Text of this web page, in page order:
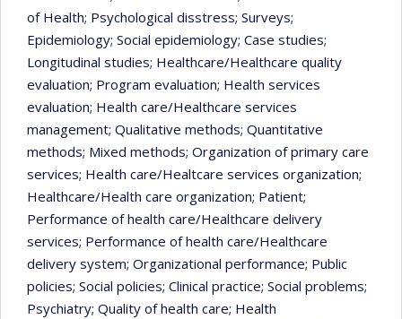
of Health; Psychological disstress; Surveys;
Epidemiology; Social epidemiology; Case studies;
Longitudinal studies; Healthcare/Healthcare quality
evaluation; Program evaluation; Health services
evaluation; Health care/Healthcare services
management; Qualitative methods; Quantitative
methods; Mixed methods; Organization of primary care
services; Health care/Healtcare services organization;
Healthcare/Health care organization; Patient;
Performance of health care/Healthcare delivery
services; Performance of health care/Healthcare
delivery system; Organizational performance; Public
policies; Social policies; Clinical practice; Social problems;
Psychiatry; Quality of health care; Health